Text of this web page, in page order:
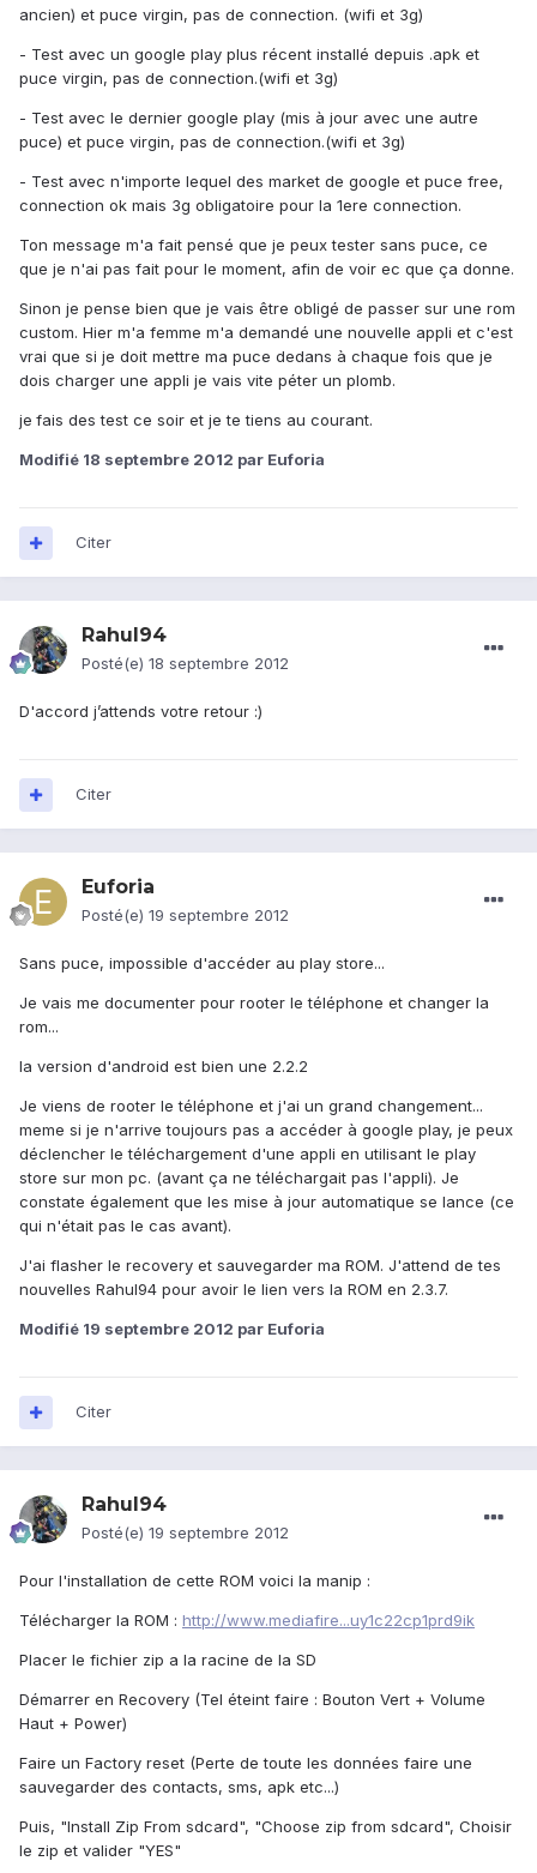
ancien) et puce virgin, pas de connection. (wifi et 3g)
- Test avec un google play plus récent installé depuis .apk et
puce virgin, pas de connection.(wifi et 3g)
- Test avec le dernier google play (mis à jour avec une autre
puce) et puce virgin, pas de connection.(wifi et 3g)
- Test avec n'importe lequel des market de google et puce free,
connection ok mais 3g obligatoire pour la 1ere connection.
Ton message m'a fait pensé que je peux tester sans puce, ce
que je n'ai pas fait pour le moment, afin de voir ec que ça donne.
Sinon je pense bien que je vais être obligé de passer sur une rom
custom. Hier m'a femme m'a demandé une nouvelle appli et c'est
vrai que si je doit mettre ma puce dedans à chaque fois que je
dois charger une appli je vais vite péter un plomb.
je fais des test ce soir et je te tiens au courant.
Modifié 18 septembre 2012 par Euforia
Citer
Rahul94
Posté(e) 18 septembre 2012
D'accord j’attends votre retour :)
Citer
Euforia
Posté(e) 19 septembre 2012
Sans puce, impossible d'accéder au play store...
Je vais me documenter pour rooter le téléphone et changer la
rom...
la version d'android est bien une 2.2.2
Je viens de rooter le téléphone et j'ai un grand changement...
meme si je n'arrive toujours pas a accéder à google play, je peux
déclencher le téléchargement d'une appli en utilisant le play
store sur mon pc. (avant ça ne téléchargait pas l'appli). Je
constate également que les mise à jour automatique se lance (ce
qui n'était pas le cas avant).
J'ai flasher le recovery et sauvegarder ma ROM. J'attend de tes
nouvelles Rahul94 pour avoir le lien vers la ROM en 2.3.7.
Modifié 19 septembre 2012 par Euforia
Citer
Rahul94
Posté(e) 19 septembre 2012
Pour l'installation de cette ROM voici la manip :
Télécharger la ROM : http://www.mediafire...uy1c22cp1prd9ik
Placer le fichier zip a la racine de la SD
Démarrer en Recovery (Tel éteint faire : Bouton Vert + Volume
Haut + Power)
Faire un Factory reset (Perte de toute les données faire une
sauvegarder des contacts, sms, apk etc...)
Puis, "Install Zip From sdcard", "Choose zip from sdcard", Choisir
le zip et valider "YES"